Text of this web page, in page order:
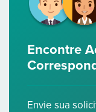
Encontre
Envie sua